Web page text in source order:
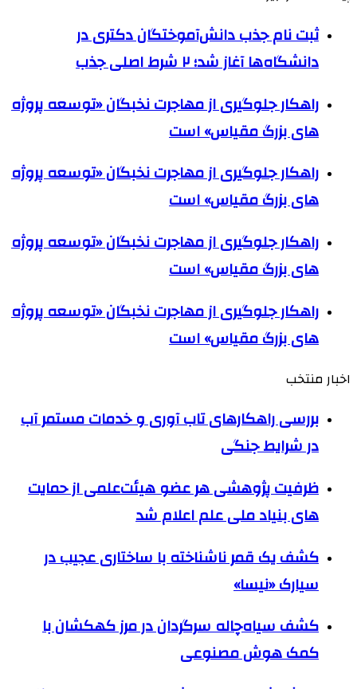
ثبت نام جذب دانش‌آموختگان دکتری در
دانشگاه‌ها آغاز شد؛ ۲ شرط اصلی جذب
راهکار جلوگیری از مهاجرت نخبگان «توسعه پروژه
های بزرگ مقیاس» است
راهکار جلوگیری از مهاجرت نخبگان «توسعه پروژه
های بزرگ مقیاس» است
راهکار جلوگیری از مهاجرت نخبگان «توسعه پروژه
های بزرگ مقیاس» است
راهکار جلوگیری از مهاجرت نخبگان «توسعه پروژه
های بزرگ مقیاس» است
اخبار منتخب
بررسی راهکارهای تاب آوری و خدمات مستمر آب
در شرایط جنگی
ظرفیت پژوهشی هر عضو هیئت‌علمی از حمایت
های بنیاد ملی علم اعلام شد
کشف یک قمر ناشناخته با ساختاری عجیب در
سیارک «نیسا»
کشف سیاه‌چاله سرگردان در مرز کهکشان با
کمک هوش مصنوعی